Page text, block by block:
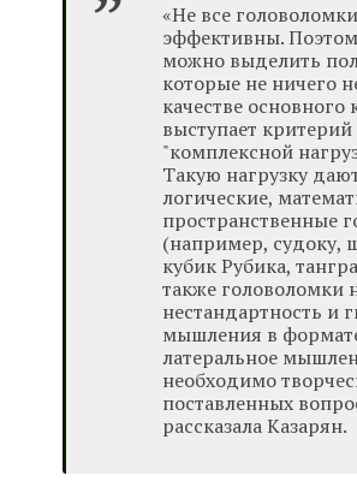
«Не все
эффективны.
можно выделить
которые не ничего
качестве основного
выступает критерий
"комплексной
Такую нагрузку
логические,
пространственные
(например, судоку,
кубик Рубика,
также головоломки
нестандартность и
мышления в
латеральное
необходимо
поставленных
рассказала Казарян.